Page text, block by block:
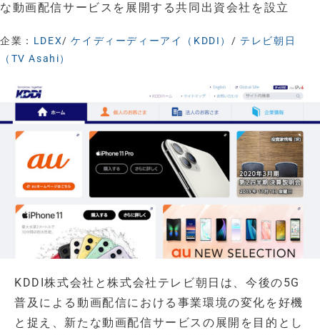
な動画配信サービスを展開する共同出資会社を設立
企業： LDEX/ケイディーディーアイ（KDDI）/ テレビ朝日
（TV Asahi）
KDDI株式会社と株式会社テレビ朝日は、今後の5G
普及による動画配信における事業環境の変化を好機
と捉え、新たな動画配信サービスの展開を目的とし